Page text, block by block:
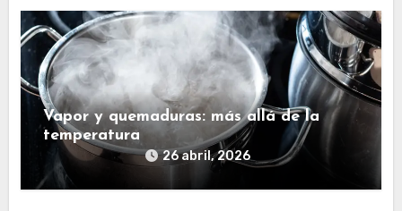
Vapor y quemaduras: más allá de la
temperatura
26 abril, 2026